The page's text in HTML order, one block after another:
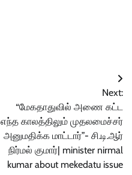
Next:
“மேகதாதுவில் அணை கட்ட
எந்த காலத்திலும் முதலமைச்சர்
அனுமதிக்க மாட்டார்”- சி.டி.ஆர்
நிர்மல் குமார்| minister nirmal
kumar about mekedatu issue